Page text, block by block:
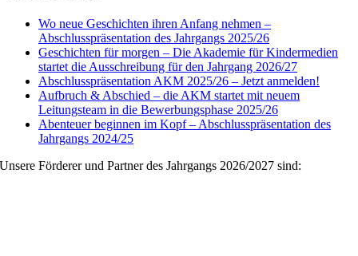
Wo neue Geschichten ihren Anfang nehmen –
Abschlusspräsentation des Jahrgangs 2025/26
Geschichten für morgen – Die Akademie für Kindermedien
startet die Ausschreibung für den Jahrgang 2026/27
Abschlusspräsentation AKM 2025/26 – Jetzt anmelden!
Aufbruch & Abschied – die AKM startet mit neuem
Leitungsteam in die Bewerbungsphase 2025/26
Abenteuer beginnen im Kopf – Abschlusspräsentation des
Jahrgangs 2024/25
Unsere Förderer und Partner des Jahrgangs 2026/2027 sind: